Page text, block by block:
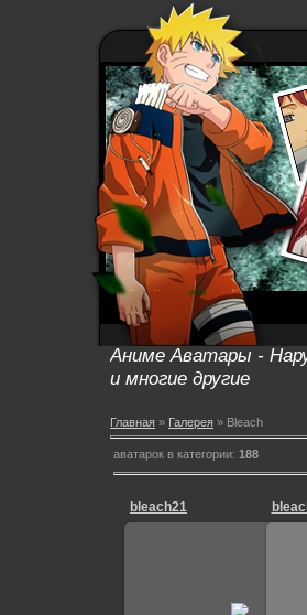
Аниме Аватары -
и многие другие
Главная » Галерея » Bleach
аватарок в категории: 188
bleach21